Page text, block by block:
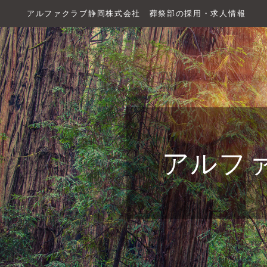
アルファクラブ静岡株式会社 葬祭部の採用・求人情報
アルフ